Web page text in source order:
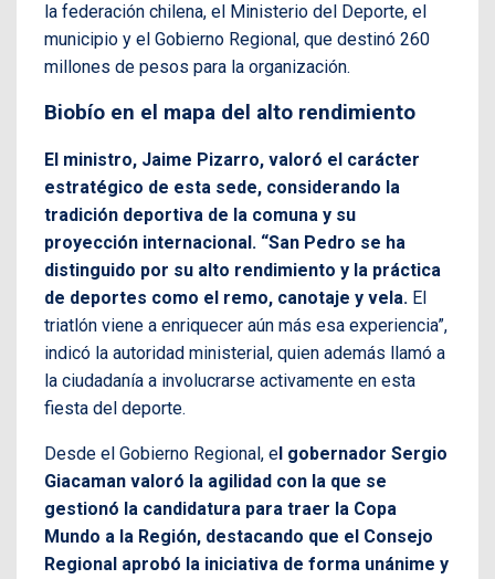
la federación chilena, el Ministerio del Deporte, el
municipio y el Gobierno Regional, que destinó 260
millones de pesos para la organización.
Biobío en el mapa del alto rendimiento
El ministro, Jaime Pizarro, valoró el carácter
estratégico de esta sede, considerando la
tradición deportiva de la comuna y su
proyección internacional. “San Pedro se ha
distinguido por su alto rendimiento y la práctica
de deportes como el remo, canotaje y vela. El
triatlón viene a enriquecer aún más esa experiencia”,
indicó la autoridad ministerial, quien además llamó a
la ciudadanía a involucrarse activamente en esta
fiesta del deporte.
Desde el Gobierno Regional, el gobernador Sergio
Giacaman valoró la agilidad con la que se
gestionó la candidatura para traer la Copa
Mundo a la Región, destacando que el Consejo
Regional aprobó la iniciativa de forma unánime y